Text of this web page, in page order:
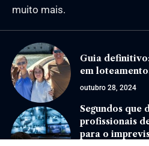
muito mais.
Guia
em
outubro 28, 2024
Segundos que
profissionais
para o